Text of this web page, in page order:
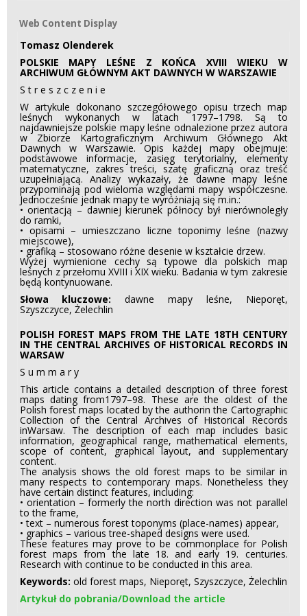
Web Content Display
Web Content Display
Tomasz Olenderek
POLSKIE MAPY LEŚNE Z KOŃCA XVIII WIEKU W
ARCHIWUM GŁÓWNYM AKT DAWNYCH W WARSZAWIE
S t r e s z c z e n i e
W artykule dokonano szczegółowego opisu trzech map
leśnych wykonanych w latach 1797–1798. Są to
najdawniejsze polskie mapy leśne odnalezione przez autora
w Zbiorze Kartograficznym Archiwum Głównego Akt
Dawnych w Warszawie. Opis każdej mapy obejmuje:
podstawowe informacje, zasięg terytorialny, elementy
matematyczne, zakres treści, szatę graficzną oraz treść
uzupełniającą. Analizy wykazały, że dawne mapy leśne
przypominają pod wieloma względami mapy współczesne.
Jednocześnie jednak mapy te wyróżniają się m.in.:
• orientacją – dawniej kierunek północy był nierównoległy
do ramki,
• opisami – umieszczano liczne toponimy leśne (nazwy
miejscowe),
• grafiką – stosowano różne desenie w kształcie drzew.
Wyżej wymienione cechy są typowe dla polskich map
leśnych z przełomu XVIII i XIX wieku. Badania w tym zakresie
będą kontynuowane.
Słowa kluczowe: dawne mapy leśne, Nieporęt,
Szyszczyce, Żelechlin
POLISH FOREST MAPS FROM THE LATE 18TH CENTURY
IN THE CENTRAL ARCHIVES OF HISTORICAL RECORDS IN
WARSAW
S u m m a r y
This article contains a detailed description of three forest
maps dating from1797–98. These are the oldest of the
Polish forest maps located by the authorin the Cartographic
Collection of the Central Archives of Historical Records
inWarsaw. The description of each map includes basic
information, geographical range, mathematical elements,
scope of content, graphical layout, and supplementary
content.
The analysis shows the old forest maps to be similar in
many respects to contemporary maps. Nonetheless they
have certain distinct features, including:
• orientation – formerly the north direction was not parallel
to the frame,
• text – numerous forest toponyms (place-names) appear,
• graphics – various tree-shaped designs were used.
These features may prove to be commonplace for Polish
forest maps from the late 18. and early 19. centuries.
Research with continue to be conducted in this area.
Keywords: old forest maps, Nieporęt, Szyszczyce, Żelechlin
Artykuł do pobrania/Download the article